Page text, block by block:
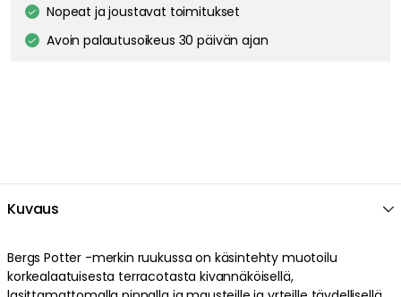
Nopeat ja joustavat toimitukset
Avoin palautusoikeus 30 päivän ajan
Kuvaus
Bergs Potter -merkin ruukussa on käsintehty muotoilu
korkealaatuisesta terracotasta kivannäköisellä,